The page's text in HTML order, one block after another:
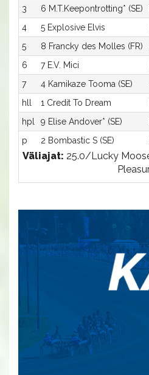
3
6 M.T.Keepontrotting* (SE)
4
5 Explosive Elvis
5
8 Francky des Molles (FR)
6
7 E.V. Mici
7
4 Kamikaze Tooma (SE)
hll
1 Credit To Dream
hpl
9 Elise Andover* (SE)
p
2 Bombastic S (SE)
Väliajat: 25.0/Lucky